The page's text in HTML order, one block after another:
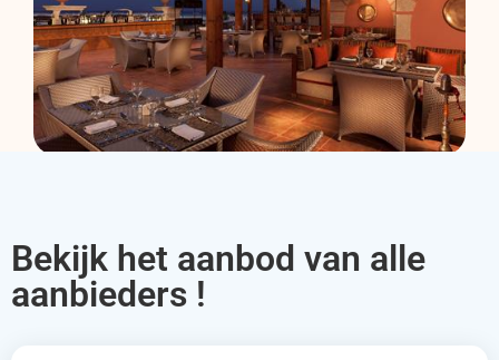
Bekijk het aanbod van alle
aanbieders !